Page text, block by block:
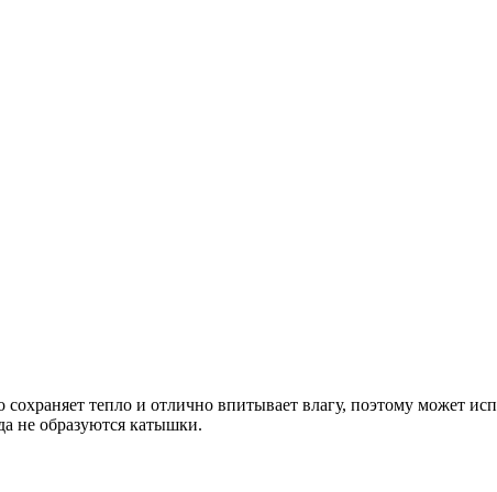
тепло и отлично впитывает влагу, поэтому может
не образуются катышки.